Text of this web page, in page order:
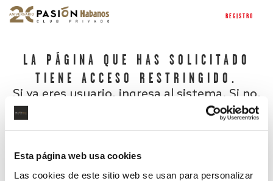
Esta página web usa cookies
Las cookies de este sitio web se usan para personalizar
REGISTRO
LA PÁGINA QUE HAS SOLICITADO
TIENE ACCESO RESTRINGIDO.
Si ya eres usuario, ingresa al sistema. Si no,